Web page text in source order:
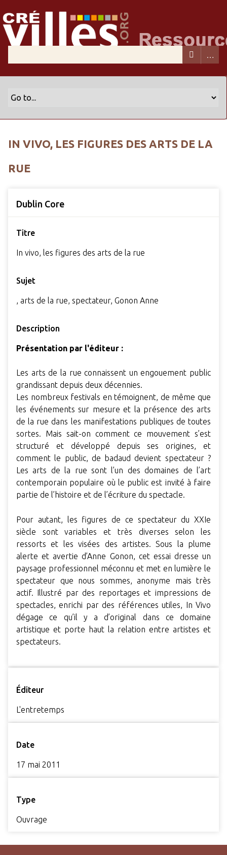
IN VIVO, LES FIGURES DES ARTS DE LA
RUE
Dublin Core
Titre
In vivo, les figures des arts de la rue
Sujet
, arts de la rue, spectateur, Gonon Anne
Description
Présentation par l'éditeur :
Les arts de la rue connaissent un engouement public
grandissant depuis deux décennies.
Les nombreux festivals en témoignent, de même que
les événements sur mesure et la présence des arts
de la rue dans les manifestations publiques de toutes
sortes. Mais sait-on comment ce mouvement s’est
structuré et développé depuis ses origines, et
comment le public, de badaud devient spectateur ?
Les arts de la rue sont l’un des domaines de l’art
contemporain populaire où le public est invité à faire
partie de l’histoire et de l’écriture du spectacle.
Pour autant, les figures de ce spectateur du XXIe
siècle sont variables et très diverses selon les
ressorts et les visées des artistes. Sous la plume
alerte et avertie d’Anne Gonon, cet essai dresse un
paysage professionnel méconnu et met en lumière le
spectateur que nous sommes, anonyme mais très
actif. Illustré par des reportages et impressions de
spectacles, enrichi par des références utiles, In Vivo
dégage ce qu’il y a d’original dans ce domaine
artistique et porte haut la relation entre artistes et
spectateurs.
Éditeur
L'entretemps
Date
17 mai 2011
Type
Ouvrage